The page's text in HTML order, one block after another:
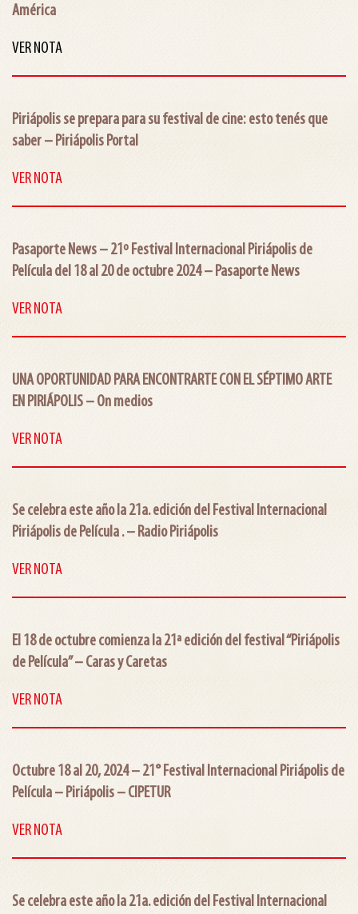
América
VER NOTA
Piriápolis se prepara para su festival de cine: esto tenés que
saber – Piriápolis Portal
VER NOTA
Pasaporte News – 21º Festival Internacional Piriápolis de
Película del 18 al 20 de octubre 2024 – Pasaporte News
VER NOTA
UNA OPORTUNIDAD PARA ENCONTRARTE CON EL SÉPTIMO ARTE
EN PIRIÁPOLIS – On medios
VER NOTA
Se celebra este año la 21a. edición del Festival Internacional
Piriápolis de Película . – Radio Piriápolis
VER NOTA
El 18 de octubre comienza la 21ª edición del festival “Piriápolis
de Película” – Caras y Caretas
VER NOTA
Octubre 18 al 20, 2024 – 21° Festival Internacional Piriápolis de
Película – Piriápolis – CIPETUR
VER NOTA
Se celebra este año la 21a. edición del Festival Internacional